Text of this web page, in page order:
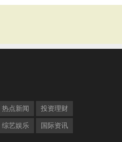
热点新闻 投资理财
综艺娱乐 国际资讯